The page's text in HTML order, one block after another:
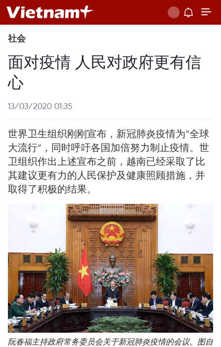
社会
面对疫情 人民对政府更有信
心
13/03/2020 01:35
世界卫生组织刚刚宣布，新冠肺炎疫情为“全球
大流行”，同时呼吁各国加倍努力制止疫情。世
卫组织作出上述宣布之前，越南已经采取了比
其建议更有力的人民保护及健康照顾措施，并
取得了积极的结果。
阮春福主持政府常务委员会关于新冠肺炎疫情的会议。图自